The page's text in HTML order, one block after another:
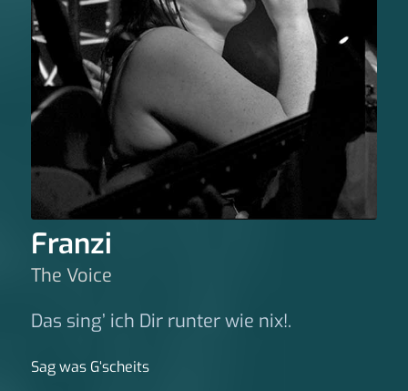
Franzi
The Voice
Das sing’ ich Dir runter wie nix!.
Sag was G‘scheits